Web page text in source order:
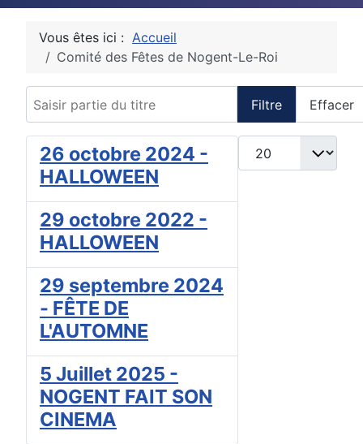
Vous êtes ici : Accueil
Comité des Fêtes de Nogent-Le-Roi
Filtre Effacer
Afficher #
26 octobre 2024 -
HALLOWEEN
29 octobre 2022 -
HALLOWEEN
29 septembre 2024
- FÊTE DE
L'AUTOMNE
5 Juillet 2025 -
NOGENT FAIT SON
CINEMA